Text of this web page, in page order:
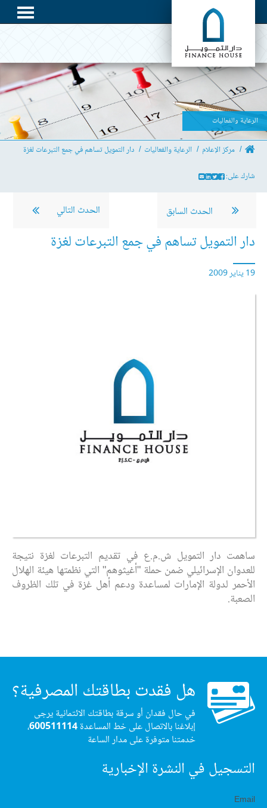
الرعاية والفعاليات
مركز الإعلام الرعاية والفعاليات
دار التمويل تساهم في جمع التبرعات لغزة
شارك على:
الحدث السابق الحدث التالي
دار التمويل تساهم في جمع التبرعات لغزة
19 يناير 2009
ساهمت دار التمويل ش.م.ع في تقديم التبرعات لغزة نتيجة
للعدوان الإسرائيلي ضمن حملة "أغيثوهم" التي نظمتها هيئة الهلال
الأحمر لدولة الإمارات لمساعدة ودعم أهل غزة في تلك الظروف
الصعبة.
هل فقدت بطاقتك المصرفية؟
في حال فقدان أو سرقة بطاقتك الائتمانية يرجى
إبلاغنا بالاتصال على خط المساعدة600511114،
خدمتنا متوفرة على مدار الساعة
التسجيل في النشرة الإخبارية
Email